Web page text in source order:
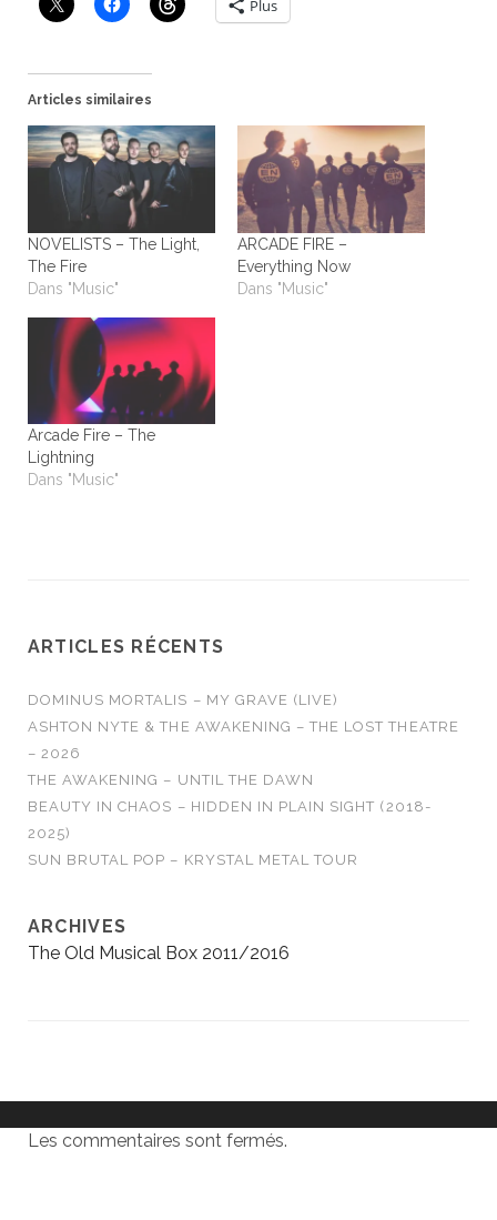
Plus
Articles similaires
NOVELISTS – The Light,
The Fire
Dans "Music"
ARCADE FIRE –
Everything Now
Dans "Music"
Arcade Fire – The
Lightning
Dans "Music"
ARTICLES RÉCENTS
DOMINUS MORTALIS – MY GRAVE (LIVE)
ASHTON NYTE & THE AWAKENING – THE LOST THEATRE
– 2026
THE AWAKENING – UNTIL THE DAWN
BEAUTY IN CHAOS – HIDDEN IN PLAIN SIGHT (2018-
2025)
SUN BRUTAL POP – KRYSTAL METAL TOUR
ARCHIVES
The Old Musical Box 2011/2016
Les commentaires sont fermés.